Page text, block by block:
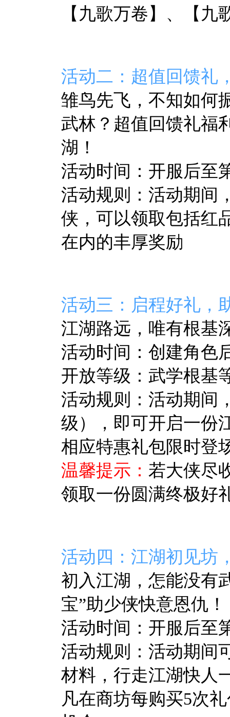
【九歌万卷】、【
活动二：超值回馈礼
雏鸟先飞，不知如何
武林？超值回馈礼福
湖！
活动时间：开服后至
活动规则：活动期间
侠，可以领取包括红
在内的丰厚奖励
活动三：启程好礼，
江湖路远，唯有根基
活动时间： 创建角色
开放等级：武学根基
活动规则：活动期间
级），即可开启一份
相应特惠礼包限时登
温馨提示： 若大侠尽
领取一份圆满终极好
活动四：江湖初见坊
初入江湖，怎能没有
宝”助少侠快意恩仇！
活动时间：开服后至
活动规则：活动期间
材料，行走江湖快人
凡在商坊每购买5次